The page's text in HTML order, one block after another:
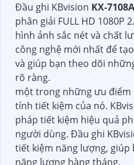
Đầu ghi KBvision KX-
phân giải FULL HD 1080P
hình ảnh sắc nét và chất
công nghệ mới nhất để
và giúp bạn theo dõi
rõ ràng.
một trong những ưu điểm
tính tiết kiệm của nó.
pháp tiết kiệm hiệu quả
người dùng. Đầu ghi
tiết kiệm năng lượng, giúp
năng lượng hàng tháng.